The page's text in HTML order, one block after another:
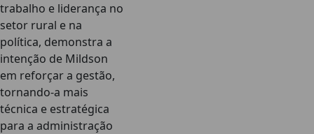
trabalho e liderança no
setor rural e na
política, demonstra a
intenção de Mildson
em reforçar a gestão,
tornando-a mais
técnica e estratégica
para a administração